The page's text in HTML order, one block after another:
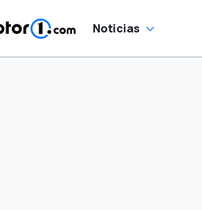
Noticias